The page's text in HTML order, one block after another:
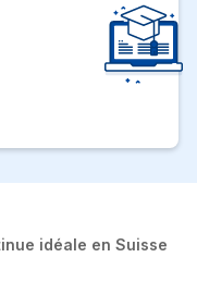
idéale en Suisse